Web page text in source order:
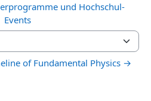
und Hochschul-
Events
of Fundamental Physics →